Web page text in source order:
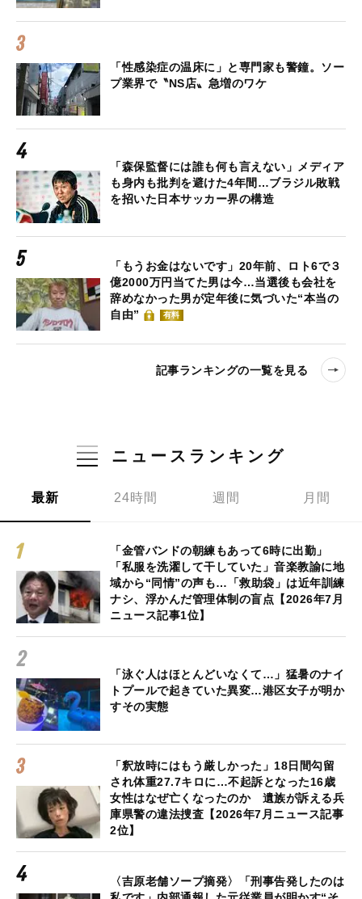
「性感染症の温床に」と専門家も警鐘。ソー
プ業界で〝NS店〟急増のワケ
「森保監督には誰も何も言えない」メディア
も身内も批判を避けた4年間…ブラジル敗戦
を招いた日本サッカー界の構造
「もうお金はないです」20年前、ロト6で３
億2000万円当てた男は今…当選後も会社を
辞めなかった男が定年後に気づいた“本当の
自由”
有料
記事ランキングの一覧を見る
ニュースランキング
最新 24時間 週間 月間
「金管バンドの朝練もあって6時に出勤」
「私服を洗濯して干していた」音楽教諭に地
域から“同情”の声も…「救助袋」は近年訓練
ナシ、浮かんだ管理体制の盲点【2026年7月
ニュース記事1位】
「泳ぐ人はほとんどいなくて…」猛暑のナイ
トプールで起きていた異変…港区女子が明か
すその実態
「釈放時にはもう厳しかった」18日間勾留
され体重27.7キロに…不起訴となった16歳
女性はなぜ亡くなったのか 遺族が訴える兵
庫県警の違法捜査【2026年7月ニュース記事
2位】
〈吉原老舗ソープ摘発〉「刑事告発したのは